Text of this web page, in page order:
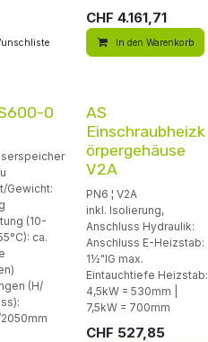
CHF 4.161,71
In den Warenkorb
0
Gewicht:
(10-
ca.
(H/
AS
Einschraubheizk
örpergehäuse
V2A
PN6 ¦ V2A
inkl. Isolierung,
Anschluss Hydraulik:
Anschluss E-Heizstab:
1½"IG max.
Eintauchtiefe Heizstab:
4,5kW = 530mm |
7,5kW = 700mm
CHF 527,85